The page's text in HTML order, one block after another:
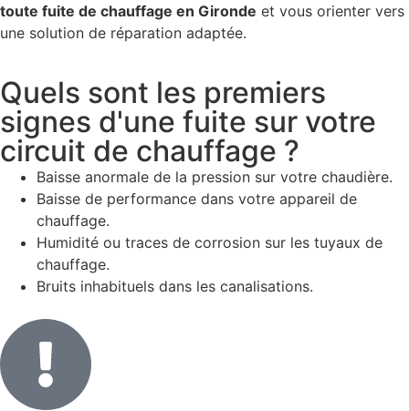
toute fuite de chauffage en Gironde et vous orienter vers
une solution de réparation adaptée.
Quels sont les premiers
signes d'une fuite sur votre
circuit de chauffage ?
Baisse anormale de la pression sur votre chaudière.
Baisse de performance dans votre appareil de
chauffage.
Humidité ou traces de corrosion sur les tuyaux de
chauffage.
Bruits inhabituels dans les canalisations.